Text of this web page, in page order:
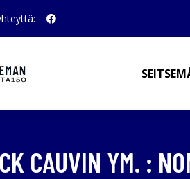
CAUVIN YM. :